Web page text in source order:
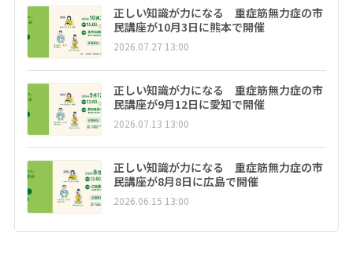
正しい知識が力になる 重症筋無力症の市
民講座が10月3日に熊本で開催
2026.07.27 13:00
正しい知識が力になる 重症筋無力症の市
民講座が9月12日に愛知で開催
2026.07.13 13:00
正しい知識が力になる 重症筋無力症の市
民講座が8月8日に広島で開催
2026.06.15 13:00